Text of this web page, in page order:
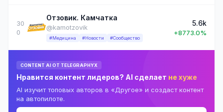
30
0
Отзовик. Камчатка
@kamotzovik
#Медицина #Новости #Сообщество
5.6k
+8773.0%
CONTENT AI ОТ TELEGRAPHYX
Нравится контент лидеров? AI сделает не хуже
AI изучит топовых авторов в «Другое» и создаст контент
на автопилоте.